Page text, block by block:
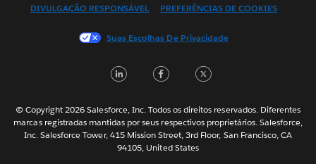
Français (Canada)
日本語
Nederlands
Svenska
ไทย
DIVULGAÇÃO RESPONSÁVEL PREFERÊNCIAS DE COOKIES
Suas Escolhas De Privacidade
LinkedInFacebook
© Copyright 2026 Salesforce, Inc. Todos os direitos reservados. Diferentes
marcas registradas mantidas por seus respectivos proprietários. Salesforce,
Inc. Salesforce Tower, 415 Mission Street, 3rd Floor, San Francisco, CA
94105, United States